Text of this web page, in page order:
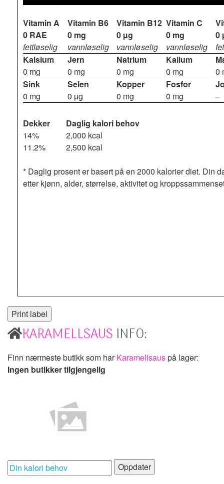
Vitamin A
0 RAE
fettløselig
Vitamin B6
0 mg
vannløselig
Vitamin B12
0 µg
vannløselig
Vitamin C
0 mg
vannløselig
0
Kalsium
0 mg
Jern
0 mg
Natrium
0 mg
Kalium
0 mg
0
Sink
0 mg
Selen
0 µg
Kopper
0 mg
Fosfor
0 mg
–
Dekker
Daglig kalori behov
14%
2,000 kcal
11.2%
2,500 kcal
* Daglig prosent er basert på en 2000 kalorier diet. Din
etter kjønn, alder, størrelse, aktivitet og
KARAMELLSAUS INFO:
Finn nærmeste butikk som harKaramellsauspå lager:
Ingen butikker tilgjengelig
Oppdater